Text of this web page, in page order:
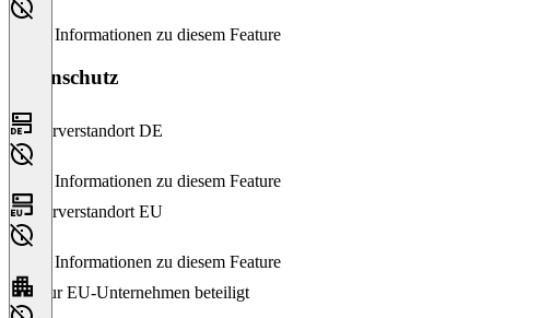
Keine Informationen zu diesem Feature
Datenschutz
Serverstandort DE
Keine Informationen zu diesem Feature
Serverstandort EU
Keine Informationen zu diesem Feature
Nur EU-Unternehmen beteiligt